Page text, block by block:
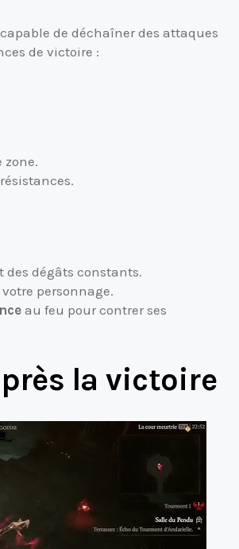
de déchaîner des attaques
de victoire :
zone.
des dégâts constants.
personnage.
au feu pour contrer ses
la victoire